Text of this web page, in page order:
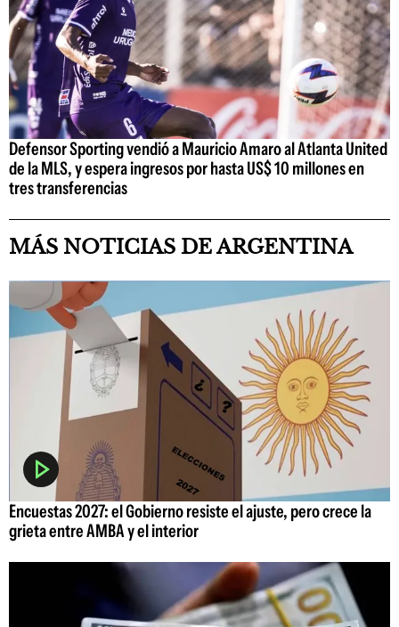
Defensor Sporting vendió a Mauricio Amaro al Atlanta United
de la MLS, y espera ingresos por hasta US$ 10 millones en
tres transferencias
MÁS NOTICIAS DE ARGENTINA
Encuestas 2027: el Gobierno resiste el ajuste, pero crece la
grieta entre AMBA y el interior